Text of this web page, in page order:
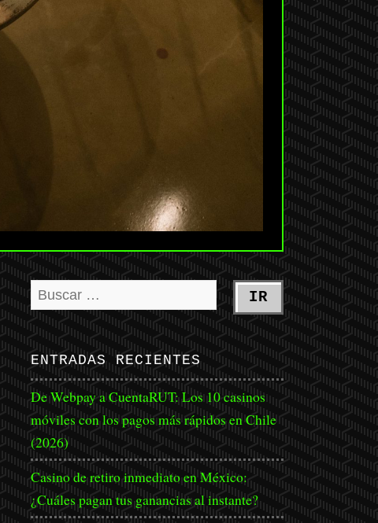
ENTRADAS RECIENTES
De Webpay a CuentaRUT: Los 10 casinos
móviles con los pagos más rápidos en Chile
(2026)
Casino de retiro inmediato en México:
¿Cuáles pagan tus ganancias al instante?